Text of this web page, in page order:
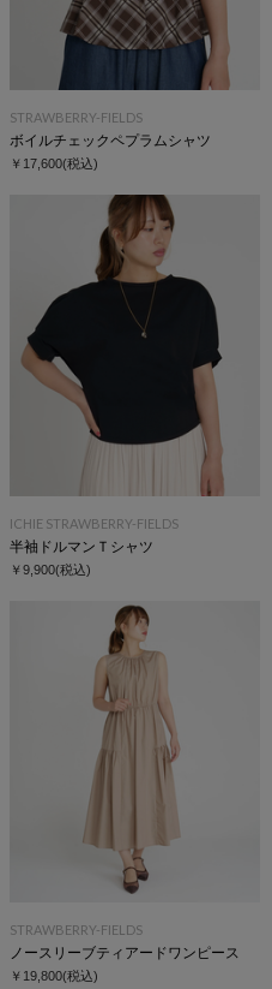
STRAWBERRY-FIELDS
ボイルチェックペプラムシャツ
￥17,600(税込)
ICHIE STRAWBERRY-FIELDS
半袖ドルマンＴシャツ
￥9,900(税込)
STRAWBERRY-FIELDS
ノースリーブティアードワンピース
￥19,800(税込)